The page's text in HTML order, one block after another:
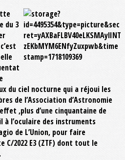
du 3
du ciel nocturne qui a réjoui les
de l’Association d’Astronomie
,plus d’une cinquantaine de
l’oculaire des instruments
de L’Union, pour faire
C/2022 E3 (ZTF) dont tout le